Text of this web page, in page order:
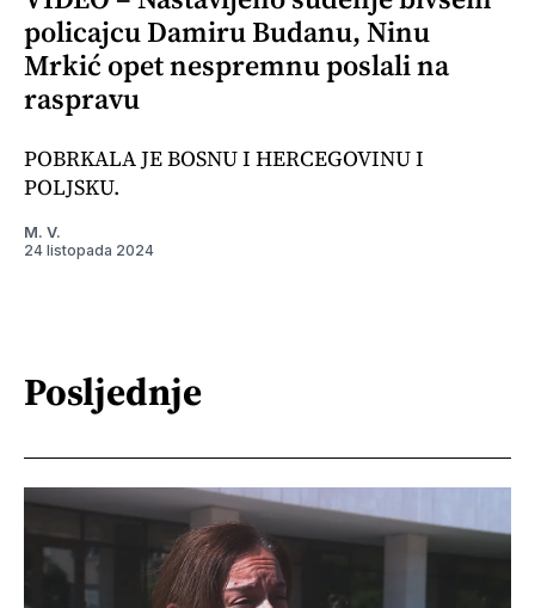
policajcu Damiru Budanu, Ninu
Mrkić opet nespremnu poslali na
raspravu
POBRKALA JE BOSNU I HERCEGOVINU I
POLJSKU.
M. V.
24 listopada 2024
Posljednje